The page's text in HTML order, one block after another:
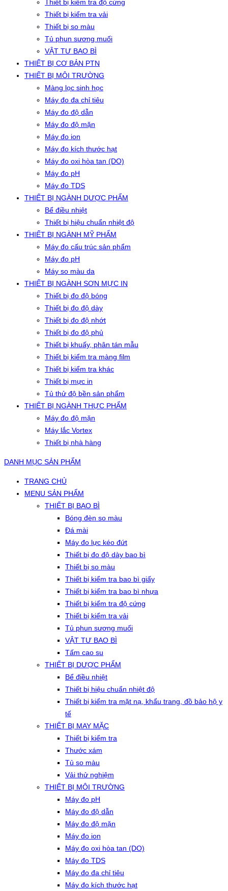
Thiết bị kiểm tra độ cứng
Thiết bị kiểm tra vải
Thiết bị so màu
Tủ phun sương muối
VẬT TƯ BAO BÌ
THIẾT BỊ CƠ BẢN PTN
THIẾT BỊ MÔI TRƯỜNG
Màng lọc sinh học
Máy đo đa chỉ tiêu
Máy đo độ dẫn
Máy đo độ mặn
Máy đo ion
Máy đo kích thước hạt
Máy đo oxi hòa tan (DO)
Máy đo pH
Máy đo TDS
THIẾT BỊ NGÀNH DƯỢC PHẨM
Bể điều nhiệt
Thiết bị hiệu chuẩn nhiệt độ
THIẾT BỊ NGÀNH MỸ PHẨM
Máy đo cấu trúc sản phẩm
Máy đo pH
Máy so màu da
THIẾT BỊ NGÀNH SƠN MỰC IN
Thiết bị đo độ bóng
Thiết bị đo độ dày
Thiết bị đo độ nhớt
Thiết bị đo độ phủ
Thiết bị khuấy, phân tán mẫu
Thiết bị kiểm tra màng film
Thiết bị kiểm tra khác
Thiết bị mực in
Tủ thử độ bền sản phẩm
THIẾT BỊ NGÀNH THỰC PHẨM
Máy đo độ mặn
Máy lắc Vortex
Thiết bị nhà hàng
DANH MỤC SẢN PHẨM
TRANG CHỦ
MENU SẢN PHẨM
THIẾT BỊ BAO BÌ
Bóng đèn so màu
Đá mài
Máy đo lực kéo đứt
Thiết bị đo độ dày bao bì
Thiết bị so màu
Thiết bị kiểm tra bao bì giấy
Thiết bị kiểm tra bao bì nhựa
Thiết bị kiểm tra độ cứng
Thiết bị kiểm tra vải
Tủ phun sương muối
VẬT TƯ BAO BÌ
Tấm cao su
THIẾT BỊ DƯỢC PHẨM
Bể điều nhiệt
Thiết bị hiệu chuẩn nhiệt độ
Thiết bị kiểm tra mặt nạ, khẩu trang, đồ bảo hộ y
tế
THIẾT BỊ MAY MẶC
Thiết bị kiểm tra
Thước xám
Tủ so màu
Vải thử nghiệm
THIẾT BỊ MÔI TRƯỜNG
Máy đo pH
Máy đo độ dẫn
Máy đo độ mặn
Máy đo ion
Máy đo oxi hòa tan (DO)
Máy đo TDS
Máy đo đa chỉ tiêu
Máy đo kích thước hạt